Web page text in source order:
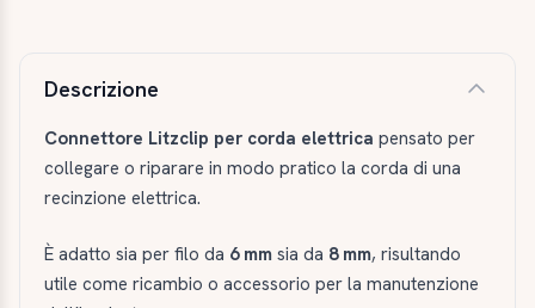
Descrizione
Connettore Litzclip per corda elettrica pensato per
collegare o riparare in modo pratico la corda di una
recinzione elettrica.
È adatto sia per filo da 6 mm sia da 8 mm, risultando
utile come ricambio o accessorio per la manutenzione